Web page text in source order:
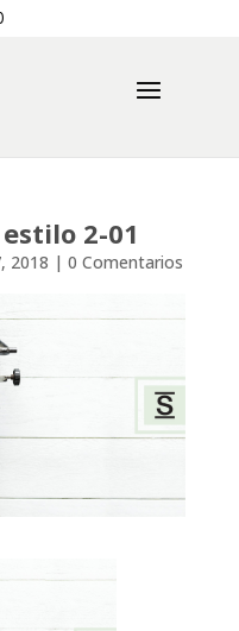
2-01
2018 | 0 Comentarios